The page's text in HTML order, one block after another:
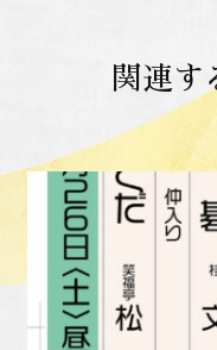
関連す